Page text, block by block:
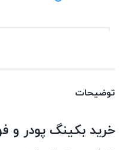
توضیحات
خرید بکینگ پودر و